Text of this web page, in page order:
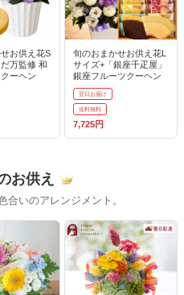
お供え花S
万監修 和
ーヘン
旬のおまかせお供え花L
サイズ+「銀座千疋屋」
銀座フルーツクーヘン
翌日お届け
送料無料
7,725円
お供え
合いのアレンジメント。